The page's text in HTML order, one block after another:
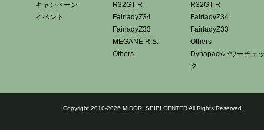
キャンペーン
イベント
R32GT-R
FairladyZ34
FairladyZ33
MEGANE R.S.
Others
R32GT-R
FairladyZ34
FairladyZ33
Others
Dynapackパワーチェ
ク
Copyright 2010-2026 MIDORI SEIBI CENTER All Rights Reserved.